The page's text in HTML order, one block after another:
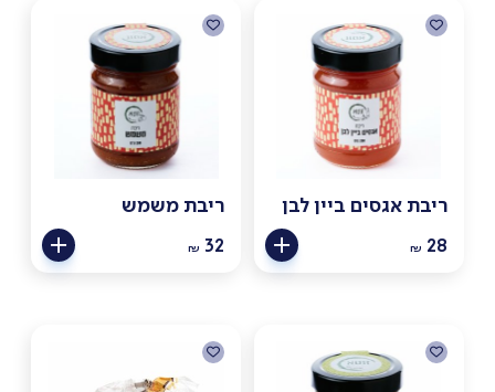
ריבת אגסים ביין לבן
₪ 28
ריבת משמש
₪ 32